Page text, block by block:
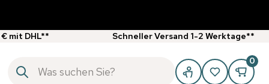
mit DHL** Schneller Versand 1-2 Werktage**
0